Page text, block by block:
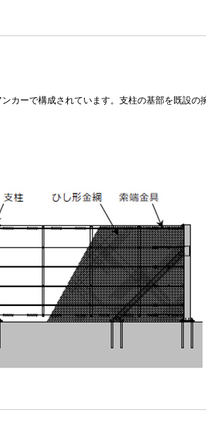
カーで構成されています。支柱の基部を既設の